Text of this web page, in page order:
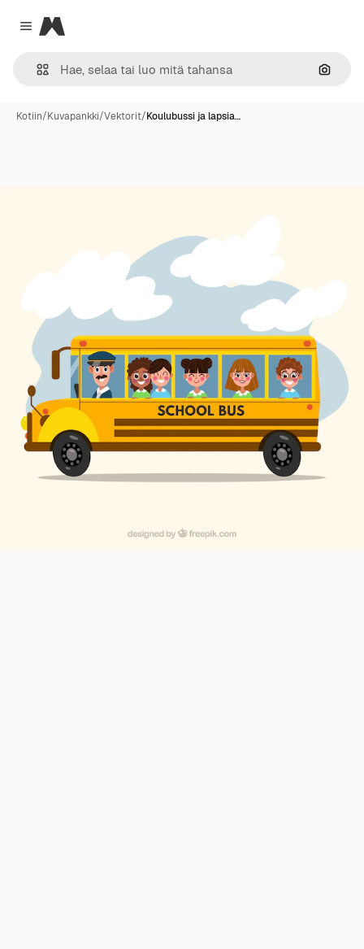
Close menu
Magnific
Hae
Kotiin/Kuvapankki/Vektorit/Koulubussi ja lapsia…